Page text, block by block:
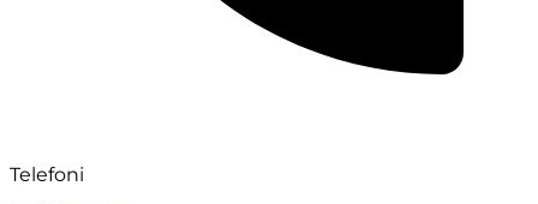
Telefoni